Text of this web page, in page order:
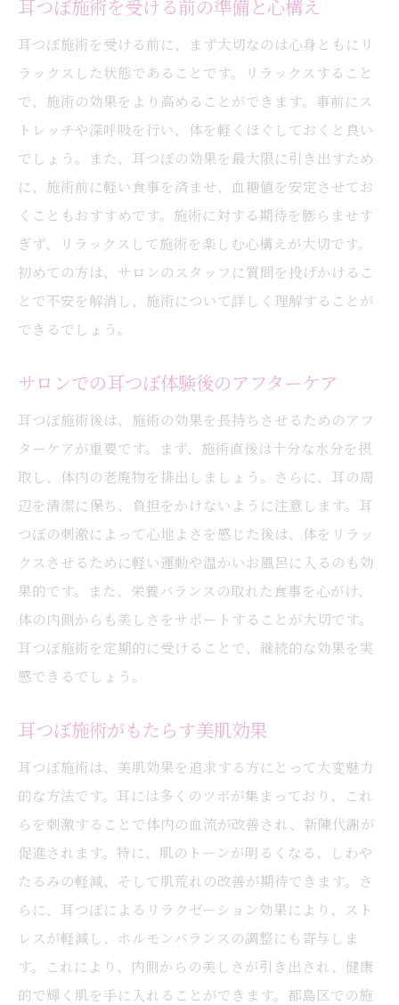
耳つぼ施術を受ける前の準備と心構え
耳つぼ施術を受ける前に、まず大切なのは心身ともにリ
ラックスした状態であることです。リラックスすること
で、施術の効果をより高めることができます。事前にス
トレッチや深呼吸を行い、体を軽くほぐしておくと良い
でしょう。また、耳つぼの効果を最大限に引き出すため
に、施術前に軽い食事を済ませ、血糖値を安定させてお
くこともおすすめです。施術に対する期待を膨らませす
ぎず、リラックスして施術を楽しむ心構えが大切です。
初めての方は、サロンのスタッフに質問を投げかけるこ
とで不安を解消し、施術について詳しく理解することが
できるでしょう。
サロンでの耳つぼ体験後のアフターケア
耳つぼ施術後は、施術の効果を長持ちさせるためのアフ
ターケアが重要です。まず、施術直後は十分な水分を摂
取し、体内の老廃物を排出しましょう。さらに、耳の周
辺を清潔に保ち、負担をかけないように注意します。耳
つぼの刺激によって心地よさを感じた後は、体をリラッ
クスさせるために軽い運動や温かいお風呂に入るのも効
果的です。また、栄養バランスの取れた食事を心がけ、
体の内側からも美しさをサポートすることが大切です。
耳つぼ施術を定期的に受けることで、継続的な効果を実
感できるでしょう。
耳つぼ施術がもたらす美肌効果
耳つぼ施術は、美肌効果を追求する方にとって大変魅力
的な方法です。耳には多くのツボが集まっており、これ
らを刺激することで体内の血流が改善され、新陳代謝が
促進されます。特に、肌のトーンが明るくなる、しわや
たるみの軽減、そして肌荒れの改善が期待できます。さ
らに、耳つぼによるリラクゼーション効果により、スト
レスが軽減し、ホルモンバランスの調整にも寄与しま
す。これにより、内側からの美しさが引き出され、健康
的で輝く肌を手に入れることができます。都島区での施